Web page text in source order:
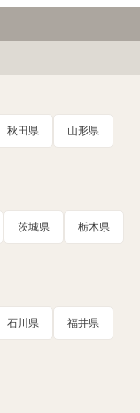
秋田県 山形県
茨城県 栃木県
石川県 福井県